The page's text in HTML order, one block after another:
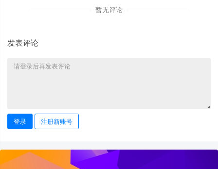
暂无评论
发表评论
登录 注册新账号